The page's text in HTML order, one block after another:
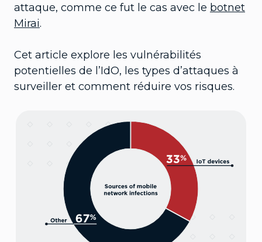
attaque, comme ce fut le cas avec le botnet
Mirai.
Cet article explore les vulnérabilités
potentielles de l’IdO, les types d’attaques à
surveiller et comment réduire vos risques.